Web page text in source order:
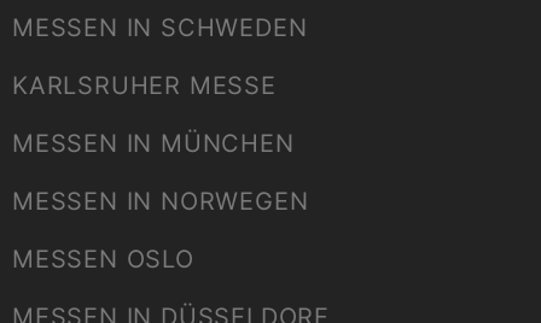
MESSEN IN SCHWEDEN
KARLSRUHER MESSE
MESSEN IN MÜNCHEN
MESSEN IN NORWEGEN
MESSEN OSLO